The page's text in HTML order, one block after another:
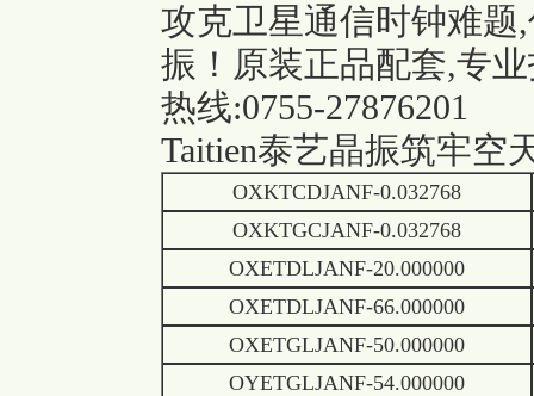
攻克卫星通信时钟难题
振！原装正品配套,专
热线:0755-27876201
Taitien泰艺晶振筑牢空
OXKTCDJANF-0.032768
OXKTGCJANF-0.032768
OXETDLJANF-20.000000
OXETDLJANF-66.000000
OXETGLJANF-50.000000
OYETGLJANF-54.000000